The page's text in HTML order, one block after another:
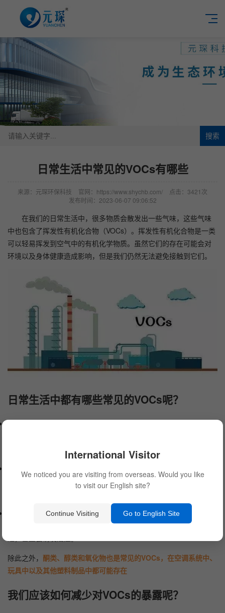
搜索
日常生活中常见的VOCs有哪些
来源：元琛环保科技 官网：https://www.shychb.com/
点击：3421次
发布时间：2023-06-07 09:06:52
在我们的日常生活中，很多物质会散发出一些气味，这些气味
中也包含了挥发性有机化合物（VOCs）。挥发性有机化合物是一类
可以轻易挥发到空气中的有机化学物质。虽然它们的存在可能会对
环境以及身体健康造成影响，但是我们仍然无法避免接触到它们。
日常生活中都有哪些常见的VOCs呢？
常见的VOCs之一就是苯系化合物。通常可以在我们使用化妆品、清
清洁剂等。长时间的暴露可能会导致人体过敏反应、头痛、恶心、
甲醛也是常见的VOCs 。甲醛存在于许多建筑材料中，包括木板、地
毯、家具、墙壁等。长时间的接触可能会导致眼睛、鼻子、皮肤不
除此之外， 酮类、醇类和氧化物也是常见的VOCs，在空调系统中、
玩具中以及其他塑料制品中都可能存在
我们应该如何减少对VOCs的暴露呢？
International Visitor
We noticed you are visiting from overseas. Would you like
to visit our English site?
Continue Visiting Go to English Site